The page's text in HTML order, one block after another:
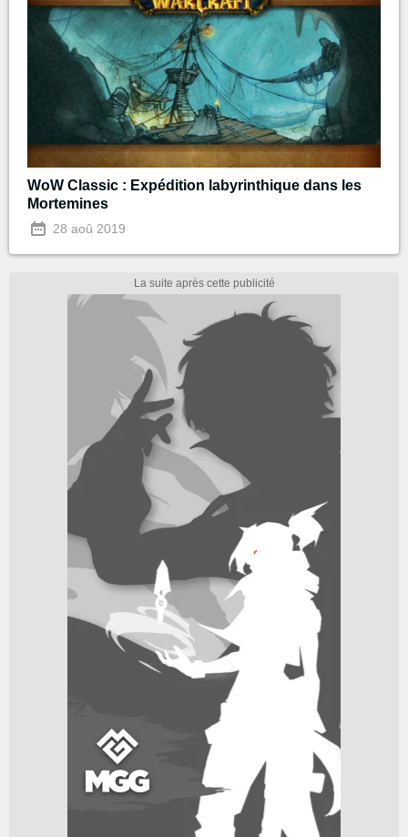
WoW Classic : Expédition labyrinthique dans les
Mortemines
28 aoû 2019